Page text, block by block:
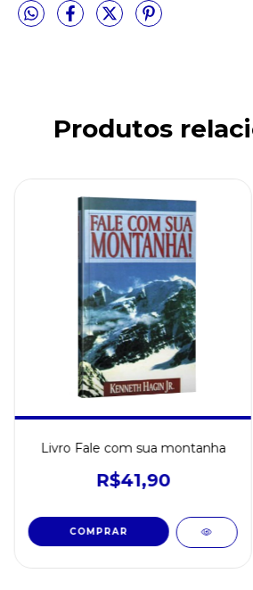
Produtos
Livro Fale com sua montanha
R$41,90